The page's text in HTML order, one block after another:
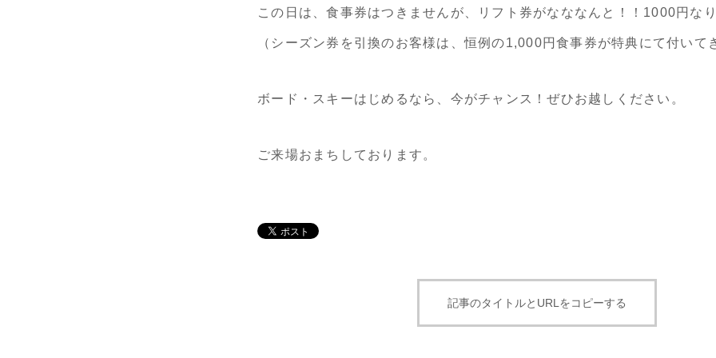
この日は、食事券はつきませんが、リフト券がなななんと！！1000円なり
（シーズン券を引換のお客様は、恒例の1,000円食事券が特典にて付いて
ボード・スキーはじめるなら、今がチャンス！ぜひお越しください。
ご来場おまちしております。
記事のタイトルとURLをコピーする